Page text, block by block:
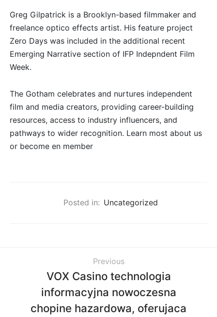
Greg Gilpatrick is a Brooklyn-based filmmaker and
freelance optico effects artist. His feature project
Zero Days was included in the additional recent
Emerging Narrative section of IFP Indepndent Film
Week.
The Gotham celebrates and nurtures independent
film and media creators, providing career-building
resources, access to industry influencers, and
pathways to wider recognition. Learn most about us
or become en member
Posted in: Uncategorized
Previous
VOX Casino technologia
informacyjna nowoczesna
chopine hazardowa, oferujaca